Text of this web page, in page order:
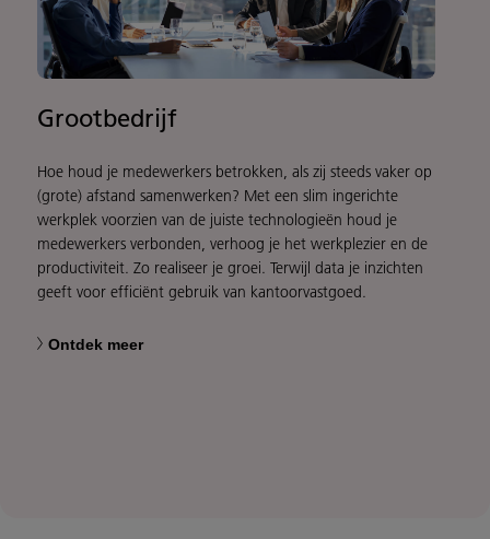
Grootbedrijf
Hoe houd je medewerkers betrokken, als zij steeds vaker op
(grote) afstand samenwerken? Met een slim ingerichte
werkplek voorzien van de juiste technologieën houd je
medewerkers verbonden, verhoog je het werkplezier en de
productiviteit. Zo realiseer je groei. Terwijl data je inzichten
geeft voor efficiënt gebruik van kantoorvastgoed.
Ontdek meer